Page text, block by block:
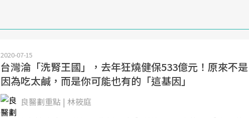
2020-07-15
台灣淪「洗腎王國」，去年狂燒健保533億元！原來不是
因為吃太鹹，而是你可能也有的「這基因」
良醫劃重點 | 林筱庭